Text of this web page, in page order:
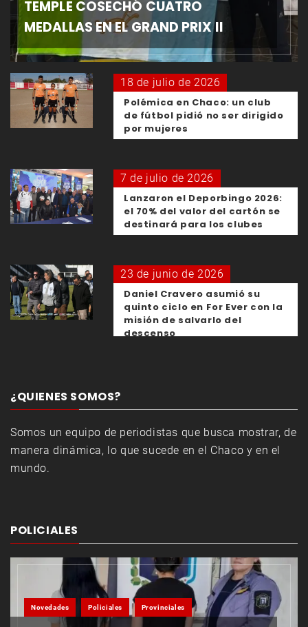
TEMPLE COSECHÓ CUATRO
MEDALLAS EN EL GRAND PRIX II
18 de julio de 2026
Polémica en Chaco: un club
de fútbol pidió no ser dirigido
por mujeres
7 de julio de 2026
Lanzaron el Deporbingo 2026:
el 70% del valor del cartón se
destinará para los clubes
23 de junio de 2026
Daniel Cravero asumió su
quinto ciclo en For Ever con la
misión de salvarlo del
descenso
¿QUIENES SOMOS?
Somos un equipo de periodistas que busca mostrar, de
manera dinámica, lo que sucede en el Chaco y en el
mundo.
POLICIALES
Novedades Policiales Provinciales